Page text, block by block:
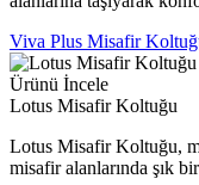
Viva Plus Misafir
Ürünü İncele
Lotus Misafir Koltuğu
Lotus Misafir Koltuğu,
misafir alanlarında şık